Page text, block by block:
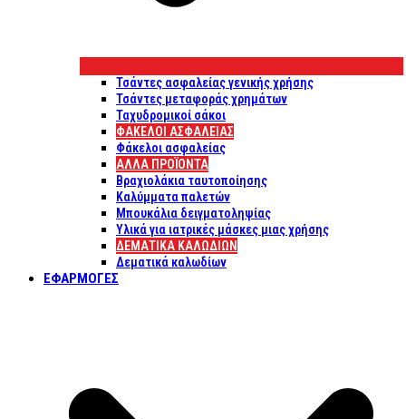
Τσάντες ασφαλείας γενικής χρήσης
Τσάντες μεταφοράς χρημάτων
Ταχυδρομικοί σάκοι
ΦΑΚΕΛΟΙ ΑΣΦΑΛΕΙΑΣ
Φάκελοι ασφαλείας
ΑΛΛΑ ΠΡΟΪΟΝΤΑ
Βραχιολάκια ταυτοποίησης
Καλύμματα παλετών
Μπουκάλια δειγματοληψίας
Υλικά για ιατρικές μάσκες μιας χρήσης
ΔΕΜΑΤΙΚΆ ΚΑΛΩΔΊΩΝ
Δεματικά καλωδίων
ΕΦΑΡΜΟΓΈΣ